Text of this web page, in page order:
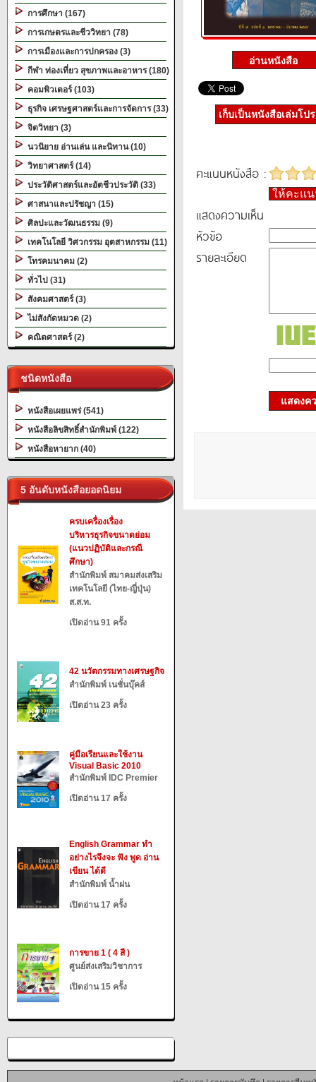
การศึกษา (167)
การเกษตรและชีววิทยา (78)
การเมืองและการปกครอง (3)
กีฬา ท่องเที่ยว สุขภาพและอาหาร (180)
คอมพิวเตอร์ (103)
ธุรกิจ เศรษฐศาสตร์และการจัดการ (33)
จิตวิทยา (3)
นวนิยาย อ่านเล่น และนิทาน (10)
วิทยาศาสตร์ (14)
ประวัติศาสตร์และอัตชีวประวัติ (33)
ศาสนาและปรัชญา (15)
ศิลปะและวัฒนธรรม (9)
เทคโนโลยี วิศวกรรม อุตสาหกรรม (11)
โทรคมนาคม (2)
ทั่วไป (31)
สังคมศาสตร์ (3)
ไม่สังกัดหมวด (2)
คณิตศาสตร์ (2)
ชนิดหนังสือ
หนังสือเผยแพร่ (541)
หนังสือลิขสิทธิ์สำนักพิมพ์ (122)
หนังสือหายาก (40)
5 อันดับหนังสือยอดนิยม
ครบเครื่องเรื่อง
บริหารธุรกิจขนาดย่อม
(แนวปฏิบัติและกรณี
ศึกษา)
สำนักพิมพ์ สมาคมส่งเสริม
เทคโนโลยี (ไทย-ญี่ปุ่น)
ส.ส.ท.
เปิดอ่าน 91 ครั้ง
42 นวัตกรรมทางเศรษฐกิจ
สำนักพิมพ์ เนชั่นบุ๊คส์
เปิดอ่าน 23 ครั้ง
คู่มือเรียนและใช้งาน
Visual Basic 2010
สำนักพิมพ์ IDC Premier
เปิดอ่าน 17 ครั้ง
English Grammar ทำ
อย่างไรจึงจะ ฟัง พูด อ่าน
เขียน ได้ดี
สำนักพิมพ์ น้ำฝน
เปิดอ่าน 17 ครั้ง
การขาย 1 ( 4 สี )
ศูนย์ส่งเสริมวิชาการ
เปิดอ่าน 15 ครั้ง
เก็บเป็นหนังสือเล่มโป
คะแนนหนังสือ :
ให้คะแ
แสดงความเห็น
หัวข้อ
รายละเอียด
แสดงค